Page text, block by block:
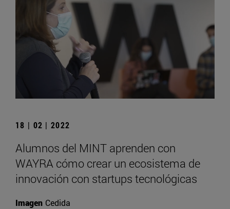
18 | 02 | 2022
Alumnos del MINT aprenden con
WAYRA cómo crear un ecosistema de
innovación con startups tecnológicas
Imagen Cedida